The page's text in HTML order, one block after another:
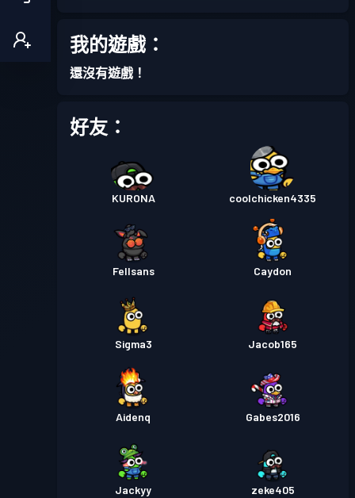
我的遊戲：
還沒有遊戲！
好友：
KURONA coolchicken4335
Fellsans Caydon
Sigma3 Jacob165
Aidenq Gabes2016
Jackyy zeke405